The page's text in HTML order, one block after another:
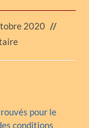
2020
pour le
conditions